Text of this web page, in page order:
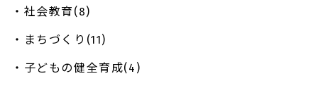
・社会教育(8)
・まちづくり(11)
・子どもの健全育成(4)